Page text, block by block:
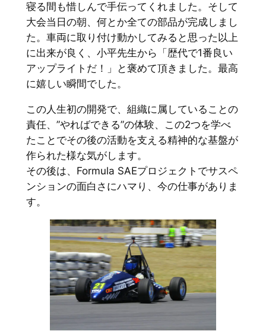
寝る間も惜しんで手伝ってくれました。そして
大会当日の朝、何とか全ての部品が完成しまし
た。車両に取り付け動かしてみると思った以上
に出来が良く、小平先生から「歴代で1番良い
アップライトだ！」と褒めて頂きました。最高
に嬉しい瞬間でした。
この人生初の開発で、組織に属していることの
責任、”やればできる”の体験、この2つを学べ
たことでその後の活動を支える精神的な基盤が
作られた様な気がします。
その後は、Formula SAEプロジェクトでサスペ
ンションの面白さにハマり、今の仕事がありま
す。